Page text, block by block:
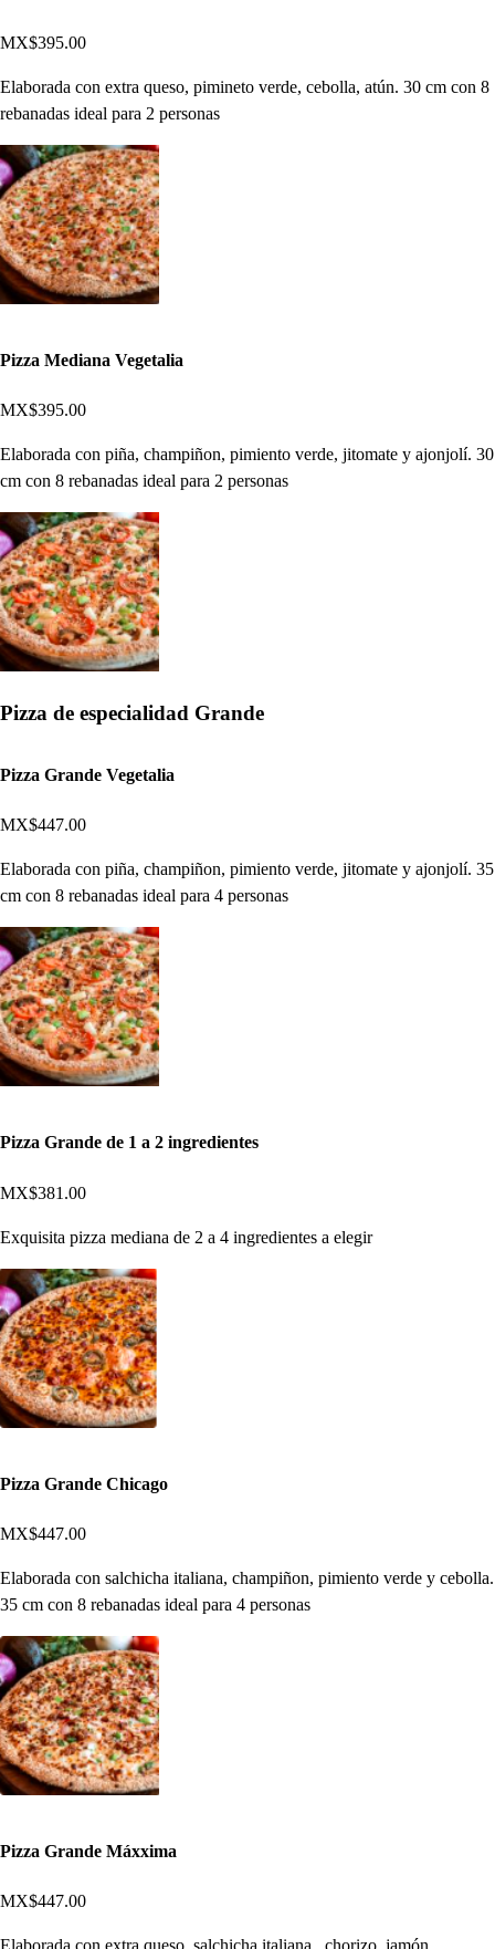
MX$395.00
Elaborada con extra queso, pimineto verde, cebolla, atún. 30 cm con 8
rebanadas ideal para 2 personas
Pizza Mediana Vegetalia
MX$395.00
Elaborada con piña, champiñon, pimiento verde, jitomate y ajonjolí. 30
cm con 8 rebanadas ideal para 2 personas
Pizza de especialidad Grande
Pizza Grande Vegetalia
MX$447.00
Elaborada con piña, champiñon, pimiento verde, jitomate y ajonjolí. 35
cm con 8 rebanadas ideal para 4 personas
Pizza Grande de 1 a 2 ingredientes
MX$381.00
Exquisita pizza mediana de 2 a 4 ingredientes a elegir
Pizza Grande Chicago
MX$447.00
Elaborada con salchicha italiana, champiñon, pimiento verde y cebolla.
35 cm con 8 rebanadas ideal para 4 personas
Pizza Grande Máxxima
MX$447.00
Elaborada con extra queso, salchicha italiana , chorizo, jamón,